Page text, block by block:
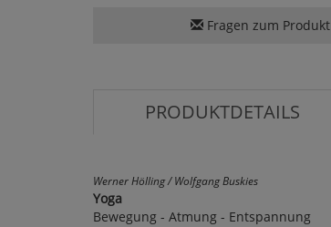
Fragen zum Produkt
PRODUKTDETAILS
Werner Hölling / Wolfgang Buskies
Yoga
Bewegung - Atmung - Entspannung